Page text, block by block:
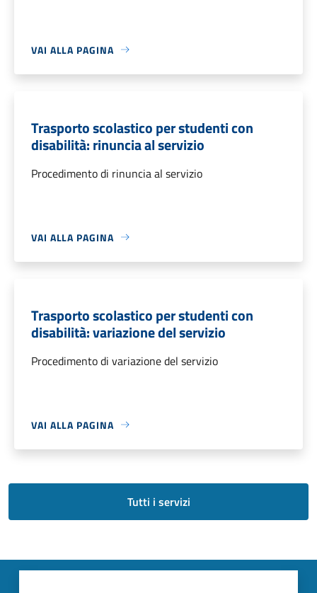
VAI ALLA PAGINA
Trasporto scolastico per studenti con
disabilità: rinuncia al servizio
Procedimento di rinuncia al servizio
VAI ALLA PAGINA
Trasporto scolastico per studenti con
disabilità: variazione del servizio
Procedimento di variazione del servizio
VAI ALLA PAGINA
Tutti i servizi